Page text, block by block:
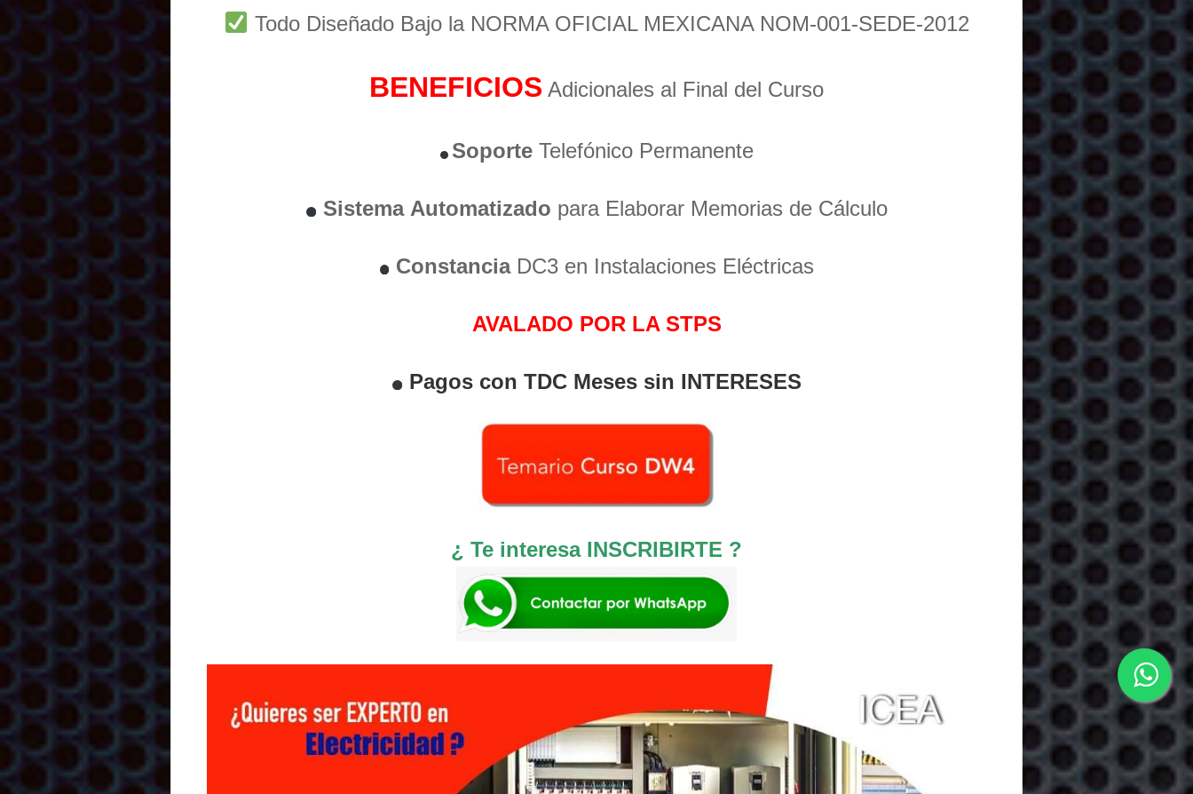
Todo Diseñado Bajo la NORMA OFICIAL MEXICANA NOM-001-SEDE-2012
BENEFICIOS Adicionales al Final del Curso
Soporte Telefónico Permanente
Sistema Automatizado para Elaborar Memorias de Cálculo
ConstanciaDC3 en Instalaciones Eléctricas
AVALADO POR LA STPS
Pagos con TDC Meses sin INTERESES
¿ Te interesa INSCRIBIRTE ?